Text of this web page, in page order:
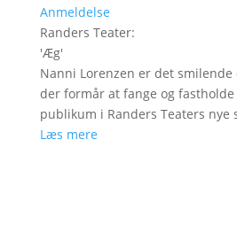
Anmeldelse
Randers Teater:
'Æg'
Nanni Lorenzen er det
der formår at fange og
publikum i Randers Teaters
Læs mere